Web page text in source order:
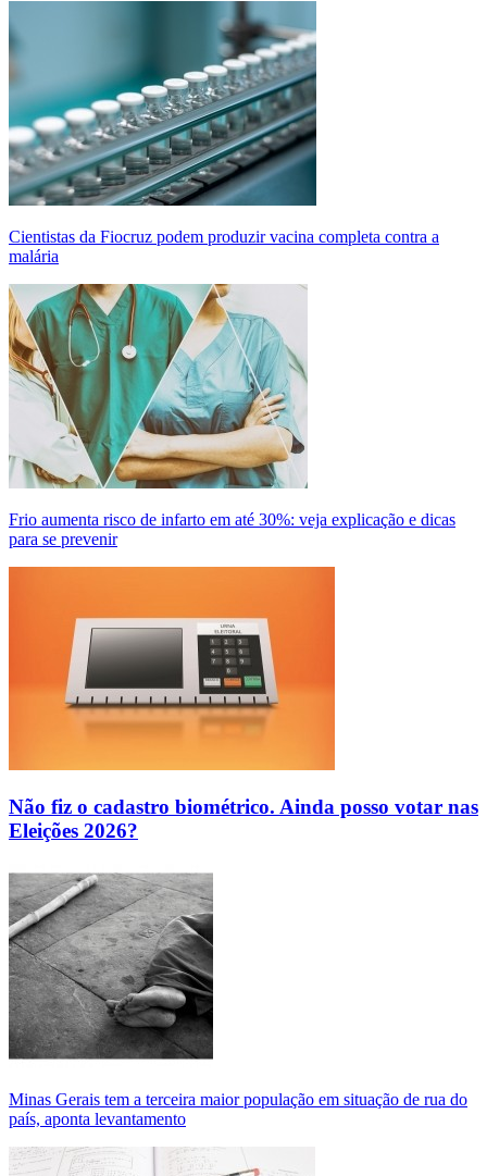
Cientistas da Fiocruz podem produzir vacina completa contra a
malária
Frio aumenta risco de infarto em até 30%: veja explicação e dicas
para se prevenir
Não fiz o cadastro biométrico. Ainda posso votar nas
Eleições 2026?
Minas Gerais tem a terceira maior população em situação de rua do
país, aponta levantamento